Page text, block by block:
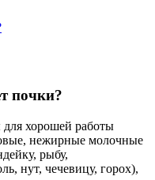
почки?
хорошей работы
нежирные молочные
рыбу,
нут, чечевицу, горох),